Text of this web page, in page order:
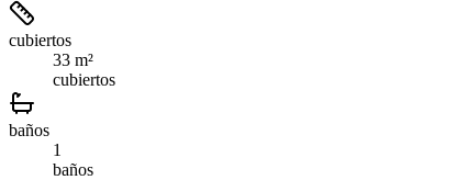
cubiertos
33 m²
cubiertos
baños
1
baños